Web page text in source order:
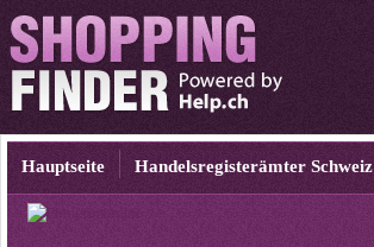
Hauptseite Handelsregisterämter Schweiz